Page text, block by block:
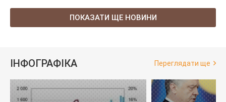
ПОКАЗАТИ ЩЕ НОВИНИ
ІНФОГРАФІКА Переглядати ще